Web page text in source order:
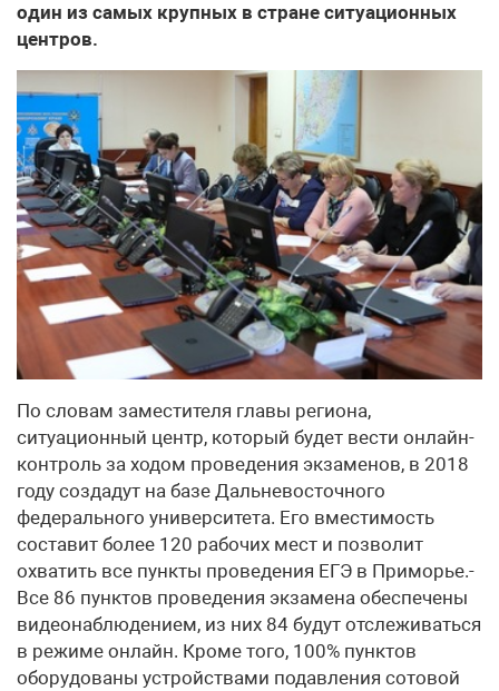
один из самых крупных в стране ситуационных
центров.
По словам заместителя главы региона,
ситуационный центр, который будет вести онлайн-
контроль за ходом проведения экзаменов, в 2018
году создадут на базе Дальневосточного
федерального университета. Его вместимость
составит более 120 рабочих мест и позволит
охватить все пункты проведения ЕГЭ в Приморье.-
Все 86 пунктов проведения экзамена обеспечены
видеонаблюдением, из них 84 будут отслеживаться
в режиме онлайн. Кроме того, 100% пунктов
оборудованы устройствами подавления сотовой